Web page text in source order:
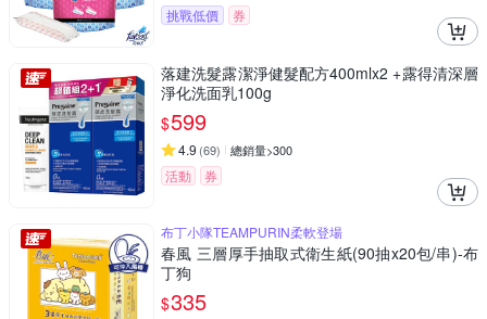
挑戰低價 券
落建洗髮露潔淨健髮配方400mlx2 +露得清深層
淨化洗面乳100g
$599
4.9 (69) 總銷量>300
活動 券
布丁小隊TEAMPURIN柔軟登場
春風 三層厚手抽取式衛生紙(90抽x20包/串)-布
丁狗
$335